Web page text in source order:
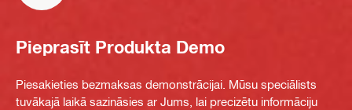
Pieprasīt Produkta Demo
Piesakieties bezmaksas demonstrācijai. Mūsu speciālists
tuvākajā laikā sazināsies ar Jums, lai precizētu informāciju